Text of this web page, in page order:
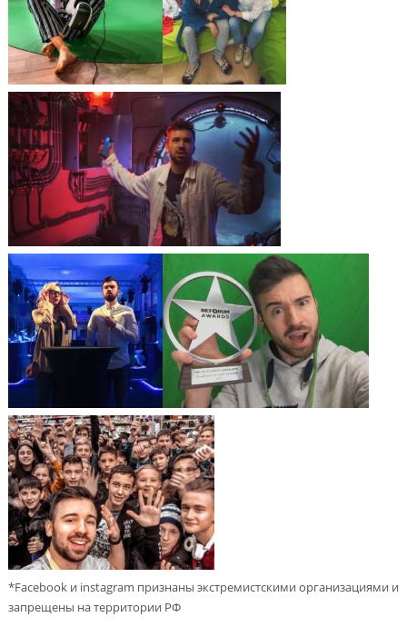
*Facebook и instagram признаны экстремистскими организациями и
запрещены на территории РФ